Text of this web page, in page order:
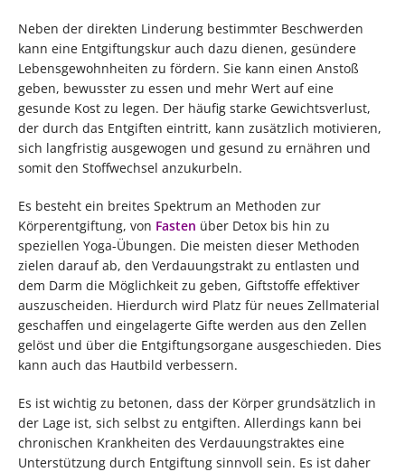
Neben der direkten Linderung bestimmter Beschwerden
kann eine Entgiftungskur auch dazu dienen, gesündere
Lebensgewohnheiten zu fördern. Sie kann einen Anstoß
geben, bewusster zu essen und mehr Wert auf eine
gesunde Kost zu legen. Der häufig starke Gewichtsverlust,
der durch das Entgiften eintritt, kann zusätzlich motivieren,
sich langfristig ausgewogen und gesund zu ernähren und
somit den Stoffwechsel anzukurbeln.
Es besteht ein breites Spektrum an Methoden zur
Körperentgiftung, von Fasten über Detox bis hin zu
speziellen Yoga-Übungen. Die meisten dieser Methoden
zielen darauf ab, den Verdauungstrakt zu entlasten und
dem Darm die Möglichkeit zu geben, Giftstoffe effektiver
auszuscheiden. Hierdurch wird Platz für neues Zellmaterial
geschaffen und eingelagerte Gifte werden aus den Zellen
gelöst und über die Entgiftungsorgane ausgeschieden. Dies
kann auch das Hautbild verbessern.
Es ist wichtig zu betonen, dass der Körper grundsätzlich in
der Lage ist, sich selbst zu entgiften. Allerdings kann bei
chronischen Krankheiten des Verdauungstraktes eine
Unterstützung durch Entgiftung sinnvoll sein. Es ist daher